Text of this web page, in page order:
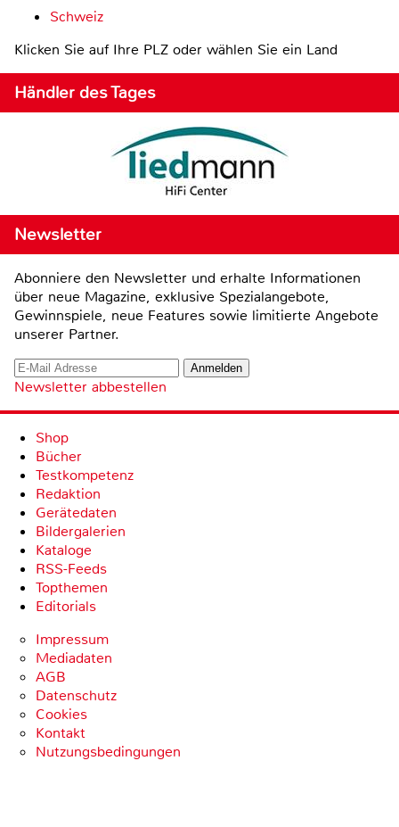
Schweiz
Klicken Sie auf Ihre PLZ oder wählen Sie ein Land
Händler des Tages
Newsletter
Abonniere den Newsletter und erhalte Informationen
über neue Magazine, exklusive Spezialangebote,
Gewinnspiele, neue Features sowie limitierte Angebote
unserer Partner.
Newsletter abbestellen
Shop
Bücher
Testkompetenz
Redaktion
Gerätedaten
Bildergalerien
Kataloge
RSS-Feeds
Topthemen
Editorials
Impressum
Mediadaten
AGB
Datenschutz
Cookies
Kontakt
Nutzungsbedingungen